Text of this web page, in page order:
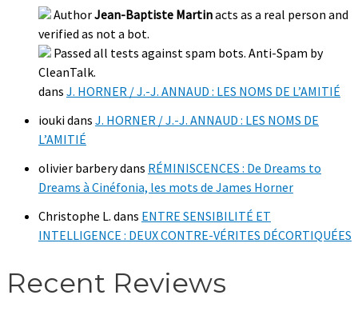
AuthorJean-Baptiste Martinacts as a real person and
verified as not a bot.
Passed all tests against spam bots. Anti-Spam by
CleanTalk.
dans J. HORNER / J.-J. ANNAUD : LES NOMS DE L’AMITIÉ
ioukidans J. HORNER / J.-J. ANNAUD : LES NOMS DE
L’AMITIÉ
olivier barberydans RÉMINISCENCES : De Dreams to
Dreams à Cinéfonia, les mots de James Horner
Christophe L. dans ENTRE SENSIBILITÉ ET
INTELLIGENCE : DEUX CONTRE-VÉRITES DÉCORTIQUÉES
Recent Reviews